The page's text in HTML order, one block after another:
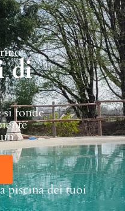
di
si fonde
piscina dei tuoi